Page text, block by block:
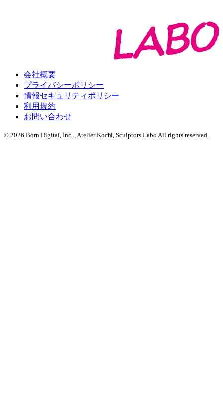
会社概要
プライバシーポリシー
情報セキュリティポリシー
利用規約
お問い合わせ
© 2026 Born Digital, Inc. , Atelier Kochi, Sculptors Labo All rights reserved.